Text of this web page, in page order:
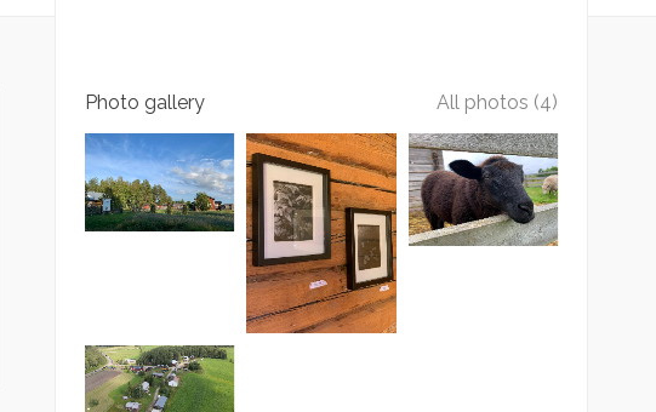
Photo gallery All photos (4)